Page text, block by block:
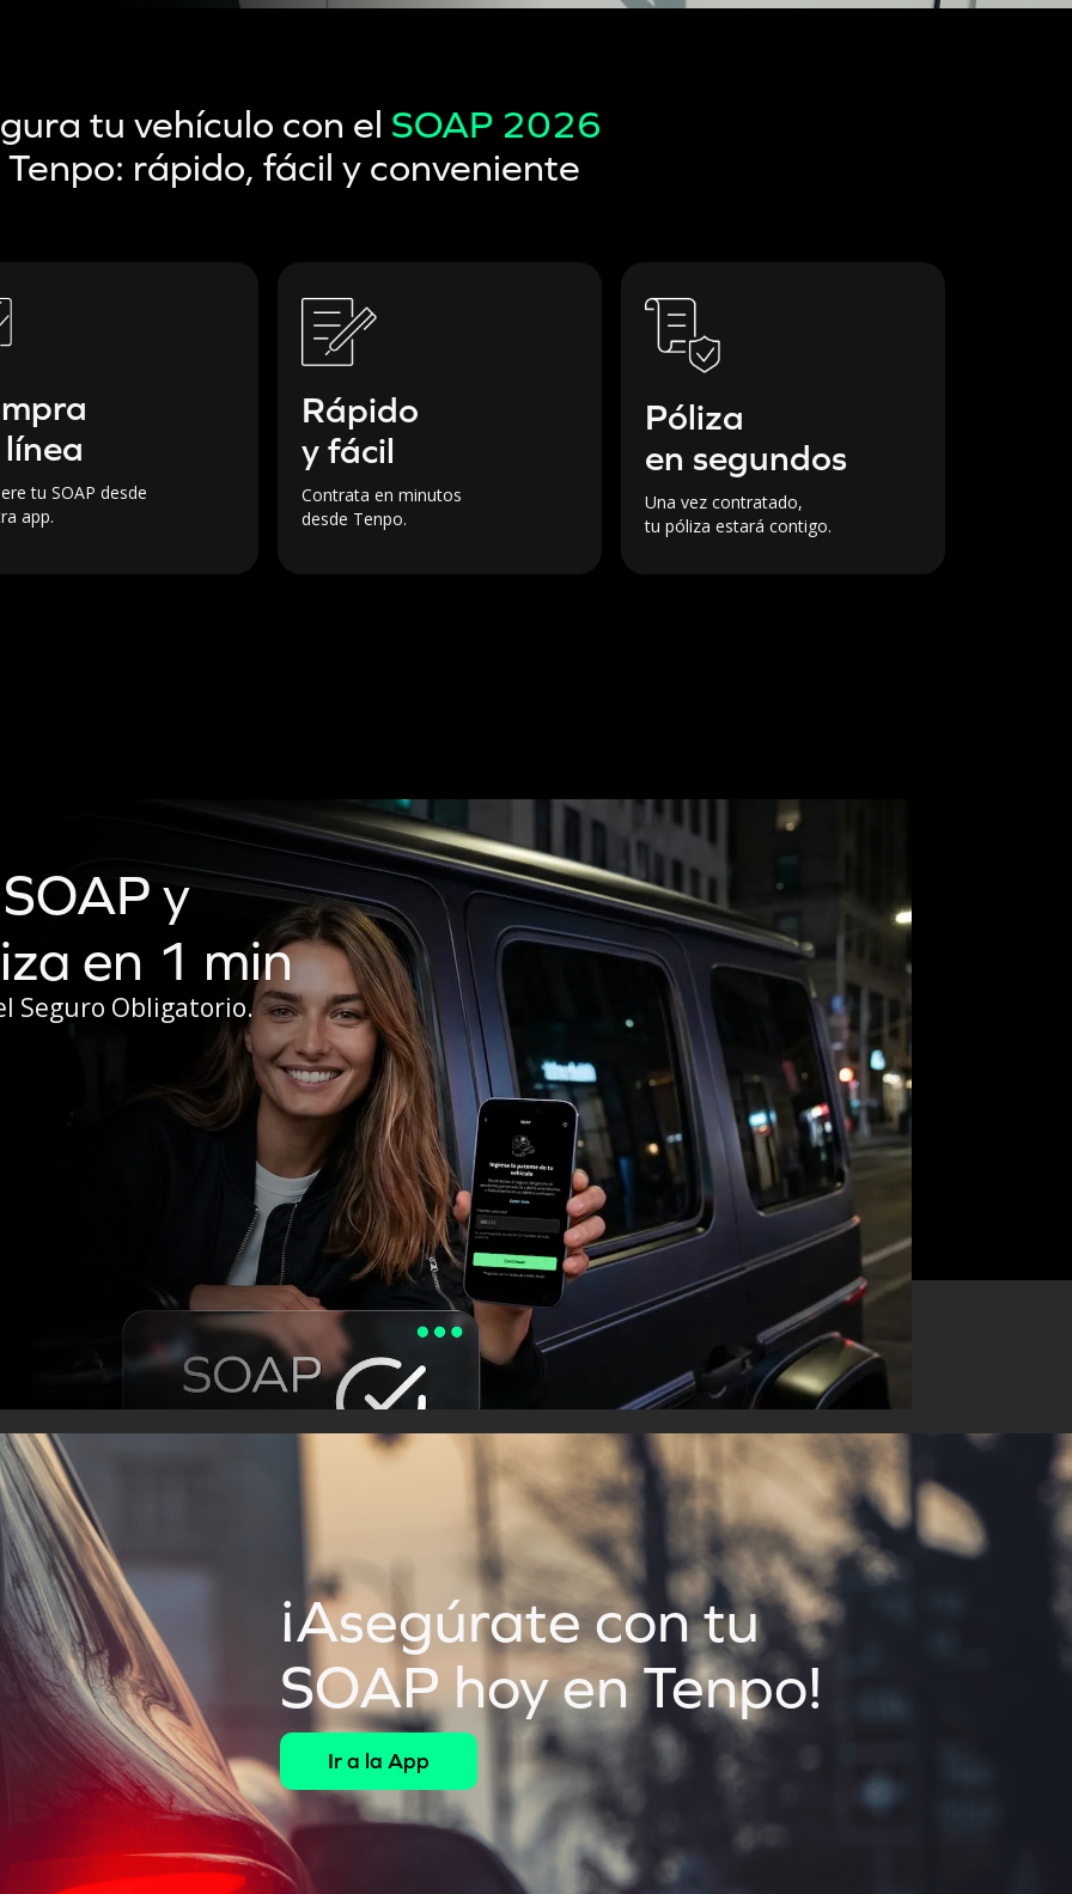
tu vehículo con el SOAP 2026
rápido, fácil y conveniente
tu SOAP desde
app.
Rápido
y fácil
Contrata en minutos
desde Tenpo.
Póliza
en segundos
Una vez contratado,
tu póliza estará contigo.
y
en 1 min
Seguro Obligatorio.
contrataste tu SOAP?Descarga tu póliza aquí
¡Asegúrate con tu
SOAP hoy en Tenpo!
Ir a la App